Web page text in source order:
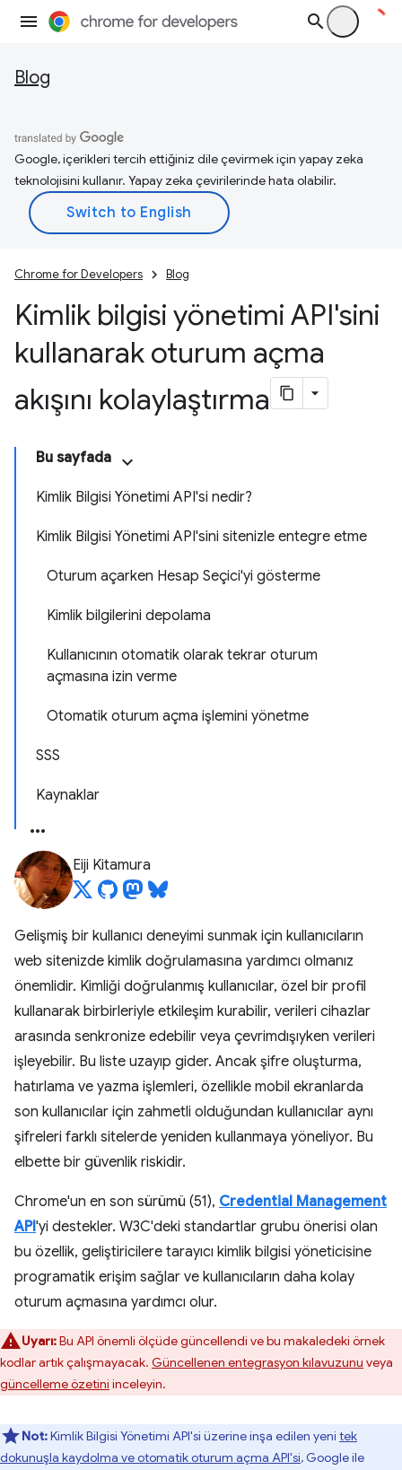
Blog
Google, içerikleri tercih ettiğiniz dile çevirmek için yapay zeka
teknolojisini kullanır. Yapay zeka çevirilerinde hata olabilir.
Chrome for Developers Blog
Kimlik bilgisi yönetimi API'sini
kullanarak oturum açma
akışını kolaylaştırma
Bu sayfada
Kimlik Bilgisi Yönetimi API'si nedir?
Kimlik Bilgisi Yönetimi API'sini sitenizle entegre etme
Oturum açarken Hesap Seçici'yi gösterme
Kimlik bilgilerini depolama
Kullanıcının otomatik olarak tekrar oturum
açmasına izin verme
Otomatik oturum açma işlemini yönetme
SSS
Kaynaklar
Eiji Kitamura
Gelişmiş bir kullanıcı deneyimi sunmak için kullanıcıların
web sitenizde kimlik doğrulamasına yardımcı olmanız
önemlidir. Kimliği doğrulanmış kullanıcılar, özel bir profil
kullanarak birbirleriyle etkileşim kurabilir, verileri cihazlar
arasında senkronize edebilir veya çevrimdışıyken verileri
işleyebilir. Bu liste uzayıp gider. Ancak şifre oluşturma,
hatırlama ve yazma işlemleri, özellikle mobil ekranlarda
son kullanıcılar için zahmetli olduğundan kullanıcılar aynı
şifreleri farklı sitelerde yeniden kullanmaya yöneliyor. Bu
elbette bir güvenlik riskidir.
Chrome'un en son sürümü (51), Credential Management
API'yi destekler. W3C'deki standartlar grubu önerisi olan
bu özellik, geliştiricilere tarayıcı kimlik bilgisi yöneticisine
programatik erişim sağlar ve kullanıcıların daha kolay
oturum açmasına yardımcı olur.
Uyarı:Bu API önemli ölçüde güncellendi ve bu makaledeki örnek
kodlar artık çalışmayacak. Güncellenen entegrasyon kılavuzunu veya
güncelleme özetini inceleyin.
Not:Kimlik Bilgisi Yönetimi API'si üzerine inşa edilen yeni tek
dokunuşla kaydolma ve otomatik oturum açma API'si, Google ile